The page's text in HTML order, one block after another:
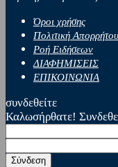
Όροι χρήσης
Πολιτική Απορρήτου
Ροή Ειδήσεων
ΔΙΑΦΗΜΙΣΕΙΣ
ΕΠΙΚΟΙΝΩΝΙΑ
συνδεθείτε
Καλωσήρθατε!